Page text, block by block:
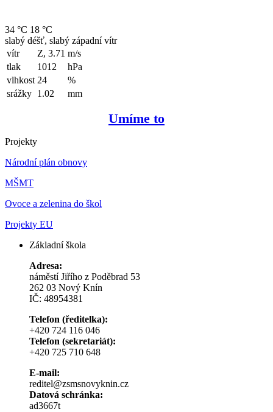
34 °C 18 °C
slabý déšť, slabý západní vítr
vítr
Z, 3.71 m/s
tlak
1012
hPa
vlhkost 24
%
srážky 1.02 mm
Umíme to
Projekty
Národní plán obnovy
MŠMT
Ovoce a zelenina do škol
Projekty EU
Základní škola
Adresa:
náměstí Jiřího z Poděbrad 53
262 03 Nový Knín
IČ: 48954381
Telefon (ředitelka):
+420 724 116 046
Telefon (sekretariát):
+420 725 710 648
E-mail:
reditel@zsmsnovyknin.cz
Datová schránka:
ad3667t